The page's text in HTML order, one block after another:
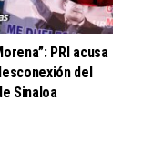
PRI acusa
del
Sinaloa